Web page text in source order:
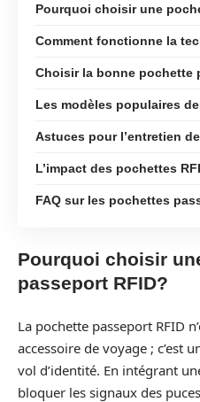
Pourquoi choisir une
Comment fonctionne la
Choisir la bonne pochette
Les modèles populaires
Astuces pour l’entretien
L’impact des pochettes
FAQ sur les pochettes
Pourquoi choisir
passeport RFID?
La pochette passeport RFID
accessoire de voyage ; c’est
vol d’identité. En intégrant
bloquer les signaux des